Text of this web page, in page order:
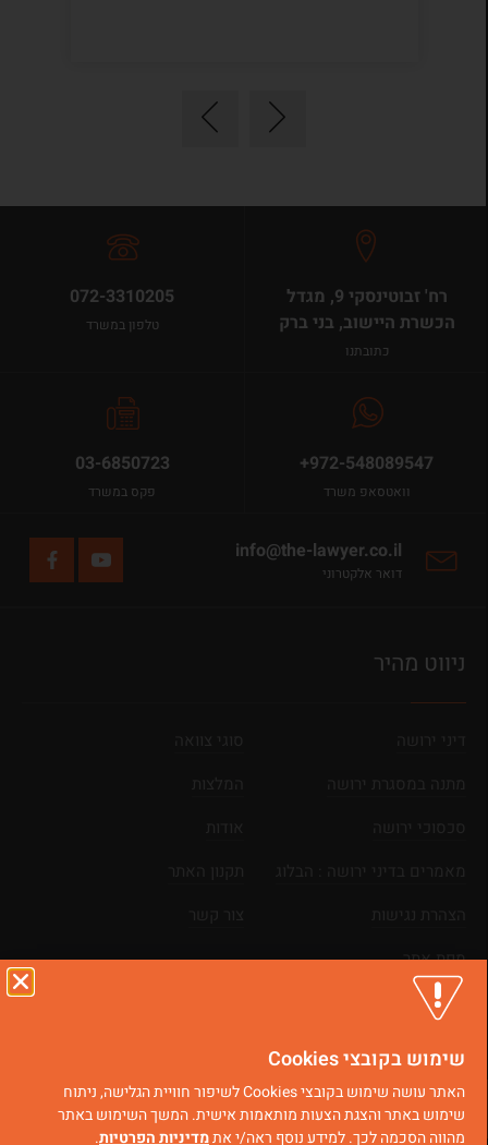
רח' זבוטינסקי 9, מגדל
הכשרת היישוב, בני ברק
כתובתנו
072-3310205
טלפון במשרד
+972-548089547
וואטסאפ משרד
03-6850723
פקס במשרד
info@the-lawyer.co.il
דואר אלקטרוני
ניווט מהיר
מפת אתר
וואטסאפ ייעוץ מקצועי חייגו עכשיו קביעת פגישה
שימוש בקובצי Cookies
האתר עושה שימוש בקובצי Cookies לשיפור חוויית הגלישה, ניתוח
שימוש באתר והצגת הצעות מותאמות אישית. המשך השימוש באתר
מהווה הסכמה לכך. למידע נוסף ראה/י אתמדיניות הפרטיות.